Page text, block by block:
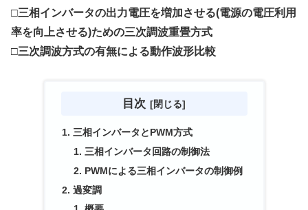
□三相インバータの出力電圧を増加させる(電源の電圧利用
率を向上させる)ための三次調波重畳方式
□三次調波方式の有無による動作波形比較
目次
三相インバータとPWM方式
三相インバータ回路の制御法
PWMによる三相インバータの制御例
過変調